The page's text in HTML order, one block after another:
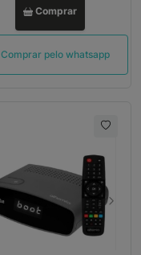
Comprar
Comprar pelo whatsapp